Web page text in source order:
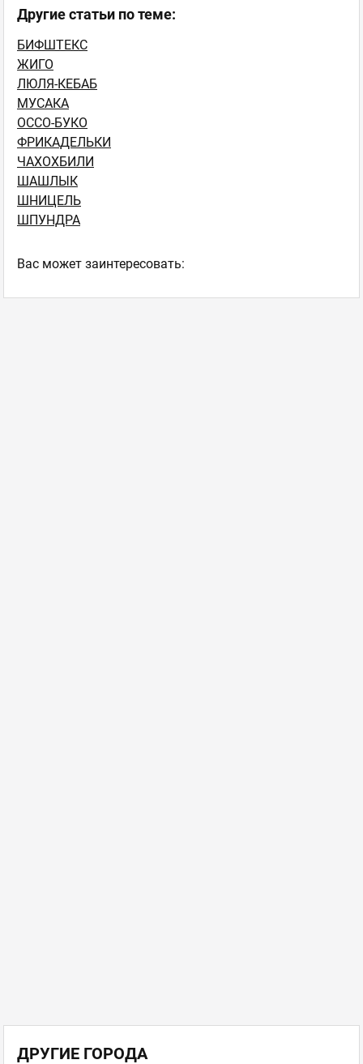
Другие статьи по теме:
БИФШТЕКС
ЖИГО
ЛЮЛЯ-КЕБАБ
МУСАКА
ОССО-БУКО
ФРИКАДЕЛЬКИ
ЧАХОХБИЛИ
ШАШЛЫК
ШНИЦЕЛЬ
ШПУНДРА
Ваc может заинтересовать:
ДРУГИЕ ГОРОДА